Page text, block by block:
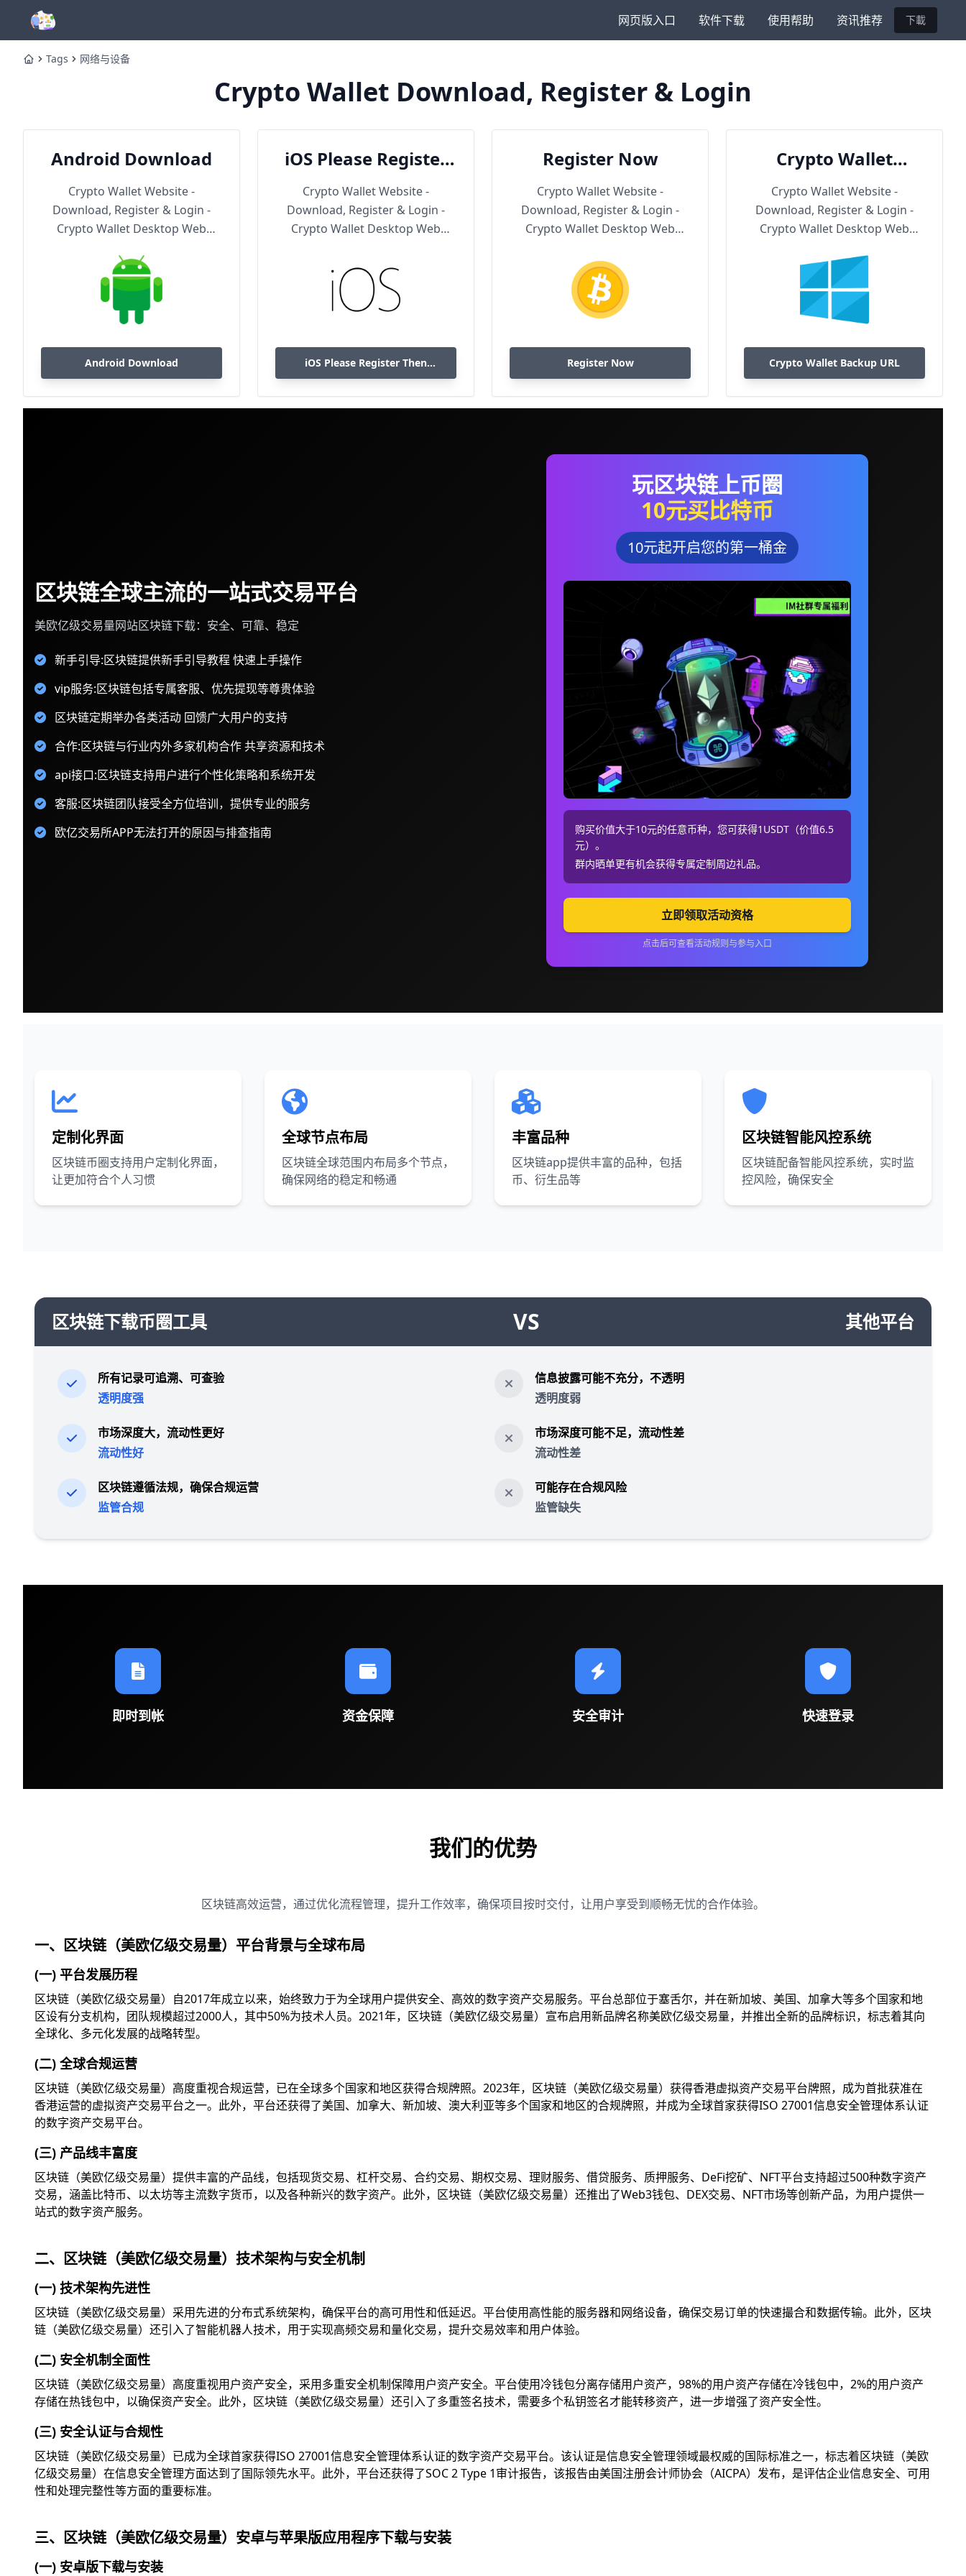
网页版入口 软件下载 使用帮助 资讯推荐 下載
HomeTags 网络与设备
Crypto Wallet Download, Register & Login
Android Download
Crypto Wallet Website -
Download, Register & Login -
Crypto Wallet Desktop Web
Android Download
iOS Please Register
Then Download
Crypto Wallet Website -
Download, Register & Login -
Crypto Wallet Desktop Web
iOS Please Register Then
Download
Register Now
Crypto Wallet Website -
Download, Register & Login -
Crypto Wallet Desktop Web
Register Now
Crypto Wallet
Backup URL
Crypto Wallet Website -
Download, Register & Login -
Crypto Wallet Desktop Web
Crypto Wallet Backup URL
区块链全球主流的一站式交易平台
美欧亿级交易量网站区块链下载：安全、可靠、稳定
新手引导:区块链提供新手引导教程 快速上手操作
vip服务:区块链包括专属客服、优先提现等尊贵体验
区块链定期举办各类活动 回馈广大用户的支持
合作:区块链与行业内外多家机构合作 共享资源和技术
api接口:区块链支持用户进行个性化策略和系统开发
客服:区块链团队接受全方位培训，提供专业的服务
欧亿交易所APP无法打开的原因与排查指南
玩区块链上币圈
10元买比特币
10元起开启您的第一桶金
购买价值大于10元的任意币种，您可获得1USDT（价值6.5
元）。
群内晒单更有机会获得专属定制周边礼品。
立即领取活动资格
点击后可查看活动规则与参与入口
定制化界面
区块链币圈支持用户定制化界面，
让更加符合个人习惯
全球节点布局
区块链全球范围内布局多个节点，
确保网络的稳定和畅通
丰富品种
区块链app提供丰富的品种，包括
币、衍生品等
区块链智能风控系统
区块链配备智能风控系统，实时监
控风险，确保安全
区块链下载币圈工具 VS 其他平台
所有记录可追溯、可查验
透明度强
市场深度大，流动性更好
流动性好
区块链遵循法规，确保合规运营
监管合规
信息披露可能不充分，不透明
透明度弱
市场深度可能不足，流动性差
流动性差
可能存在合规风险
监管缺失
即时到帐 资金保障 安全审计 快速登录
我们的优势
区块链高效运营，通过优化流程管理，提升工作效率，确保项目按时交付，让用户享受到顺畅无忧的合作体验。
一、区块链（美欧亿级交易量）平台背景与全球布局
(一) 平台发展历程
区块链（美欧亿级交易量）自2017年成立以来，始终致力于为全球用户提供安全、高效的数字资产交易服务。平台总部位于塞舌尔，并在新加坡、美国、加拿大等多个国家和地
区设有分支机构，团队规模超过2000人，其中50%为技术人员。2021年，区块链（美欧亿级交易量）宣布启用新品牌名称美欧亿级交易量，并推出全新的品牌标识，标志着其向
全球化、多元化发展的战略转型。
(二) 全球合规运营
区块链（美欧亿级交易量）高度重视合规运营，已在全球多个国家和地区获得合规牌照。2023年，区块链（美欧亿级交易量）获得香港虚拟资产交易平台牌照，成为首批获准在
香港运营的虚拟资产交易平台之一。此外，平台还获得了美国、加拿大、新加坡、澳大利亚等多个国家和地区的合规牌照，并成为全球首家获得ISO 27001信息安全管理体系认证
的数字资产交易平台。
(三) 产品线丰富度
区块链（美欧亿级交易量）提供丰富的产品线，包括现货交易、杠杆交易、合约交易、期权交易、理财服务、借贷服务、质押服务、DeFi挖矿、NFT平台支持超过500种数字资产
交易，涵盖比特币、以太坊等主流数字货币，以及各种新兴的数字资产。此外，区块链（美欧亿级交易量）还推出了Web3钱包、DEX交易、NFT市场等创新产品，为用户提供一
站式的数字资产服务。
二、区块链（美欧亿级交易量）技术架构与安全机制
(一) 技术架构先进性
区块链（美欧亿级交易量）采用先进的分布式系统架构，确保平台的高可用性和低延迟。平台使用高性能的服务器和网络设备，确保交易订单的快速撮合和数据传输。此外，区块
链（美欧亿级交易量）还引入了智能机器人技术，用于实现高频交易和量化交易，提升交易效率和用户体验。
(二) 安全机制全面性
区块链（美欧亿级交易量）高度重视用户资产安全，采用多重安全机制保障用户资产安全。平台使用冷钱包分离存储用户资产，98%的用户资产存储在冷钱包中，2%的用户资产
存储在热钱包中，以确保资产安全。此外，区块链（美欧亿级交易量）还引入了多重签名技术，需要多个私钥签名才能转移资产，进一步增强了资产安全性。
(三) 安全认证与合规性
区块链（美欧亿级交易量）已成为全球首家获得ISO 27001信息安全管理体系认证的数字资产交易平台。该认证是信息安全管理领域最权威的国际标准之一，标志着区块链（美欧
亿级交易量）在信息安全管理方面达到了国际领先水平。此外，平台还获得了SOC 2 Type 1审计报告，该报告由美国注册会计师协会（AICPA）发布，是评估企业信息安全、可用
性和处理完整性等方面的重要标准。
三、区块链（美欧亿级交易量）安卓与苹果版应用程序下载与安装
(一) 安卓版下载与安装